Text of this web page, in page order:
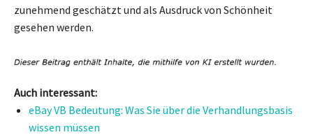
zunehmend geschätzt und als Ausdruck von Schönheit
gesehen werden.
Auch interessant:
eBay VB Bedeutung: Was Sie über die Verhandlungsbasis
wissen müssen